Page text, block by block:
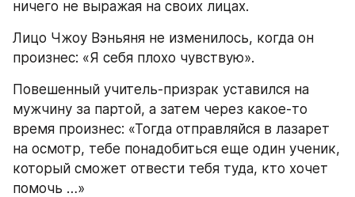
ничего не выражая на своих лицах.
Лицо Чжоу Вэньяня не изменилось, когда он
произнес: «Я себя плохо чувствую».
Повешенный учитель-призрак уставился на
мужчину за партой, а затем через какое-то
время произнес: «Тогда отправляйся в лазарет
на осмотр, тебе понадобиться еще один ученик,
который сможет отвести тебя туда, кто хочет
помочь …»